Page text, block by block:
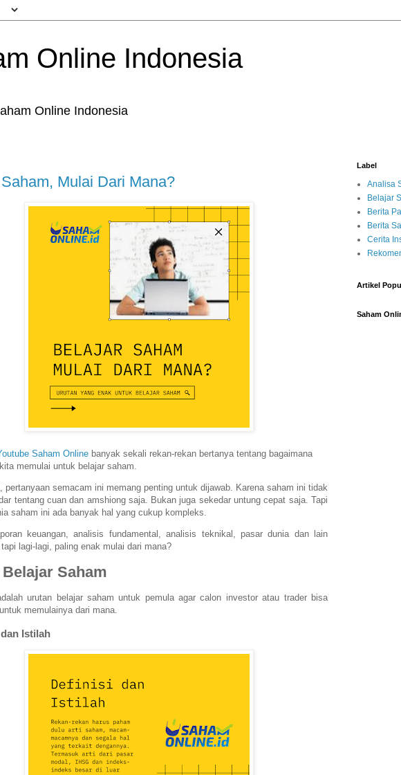
Online Indonesia
Online Indonesia
Mulai Dari Mana?
Saham Online banyak sekali rekan-rekan bertanya tentang bagaimana
memulai untuk belajar saham.
pertanyaan semacam ini memang penting untuk dijawab. Karena saham ini tidak
tentang cuan dan amshiong saja. Bukan juga sekedar untung cepat saja. Tapi
saham ini ada banyak hal yang cukup kompleks.
keuangan, analisis fundamental, analisis teknikal, pasar dunia dan lain
lagi-lagi, paling enak mulai dari mana?
Saham
urutan belajar saham untuk pemula agar calon investor atau trader bisa
memulainya dari mana.
Istilah
Label
Analisa
Belajar
Berita
Berita
Cerita
Artikel
Saham